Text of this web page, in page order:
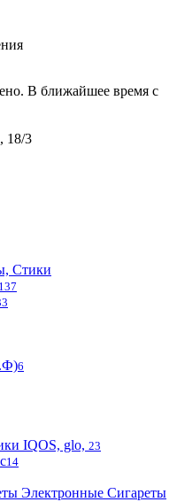
В ближайшее время с
18/3
Стики
137
6
IQOS, glo, 23
14
Электронные Сигареты